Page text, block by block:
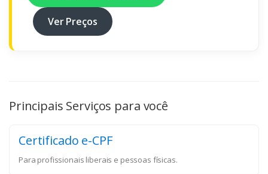
Ver Preços
Principais Serviços para você
Certificado e-CPF
Para profissionais liberais e pessoas físicas.